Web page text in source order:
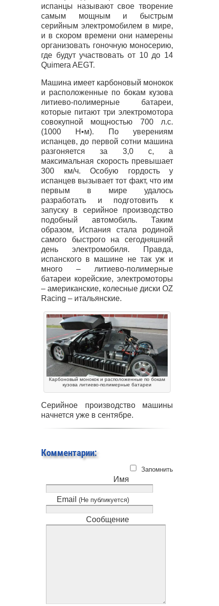
испанцы называют свое творение
самым мощным и быстрым
серийным электромобилем в мире,
и в скором времени они намерены
организовать гоночную моносерию,
где будут участвовать от 10 до 14
Quimera AEGT.
Машина имеет карбоновый монокок
и расположенные по бокам кузова
литиево-полимерные батареи,
которые питают три электромотора
совокупной мощностью 700 л.с.
(1000 Н•м). По уверениям
испанцев, до первой сотни машина
разгоняется за 3,0 с, а
максимальная скорость превышает
300 км/ч. Особую гордость у
испанцев вызывает тот факт, что им
первым в мире удалось
разработать и подготовить к
запуску в серийное производство
подобный автомобиль. Таким
образом, Испания стала родиной
самого быстрого на сегодняшний
день электромобиля. Правда,
испанского в машине не так уж и
много – литиево-полимерные
батареи корейские, электромоторы
– американские, колесные диски OZ
Racing – итальянские.
Карбоновый монокок и расположенные по бокам
кузова литиево-полимерные батареи
Серийное производство машины
начнется уже в сентябре.
Комментарии:
Запомнить
Имя
Email (Не публикуется)
Сообщение